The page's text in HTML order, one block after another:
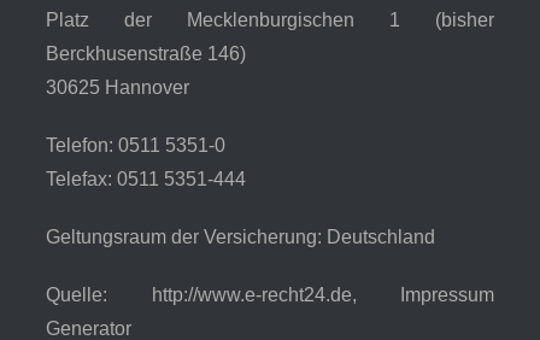
Platz der Mecklenburgischen 1 (bisher
Berckhusenstraße 146)
30625 Hannover
Telefon: 0511 5351-0
Telefax: 0511 5351-444
Geltungsraum der Versicherung: Deutschland
Quelle: http://www.e-recht24.de, Impressum
Generator